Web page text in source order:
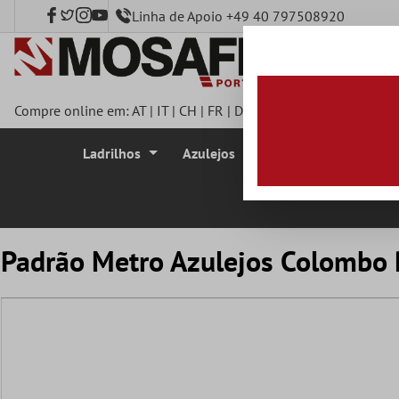
principal Linha de Apoio +49 40 797508920
Compre online em:AT| IT| CH | FR | DE
Ladrilhos Azulejos
Padrão Metro Azulejos Colombo